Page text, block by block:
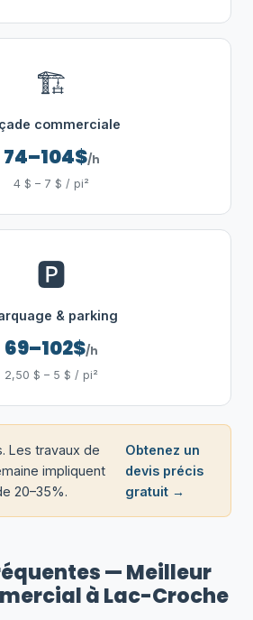
🏗️
commerciale
74–104$/h
4 $ – 7 $ / pi²
🅿️
& parking
69–102$/h
2,50 $ – 5 $ / pi²
Les travaux de
impliquent
20–35%.
Obtenez un
devis précis
gratuit →
— Meilleur
à Lac-Croche